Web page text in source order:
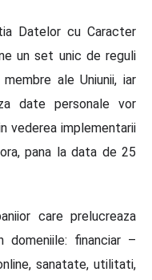
Datelor cu Caracter
un set unic de reguli
ale Uniunii, iar
date personale vor
vederea implementarii
pana la data de 25
care prelucreaza
financiar –
sanatate, utilitati,